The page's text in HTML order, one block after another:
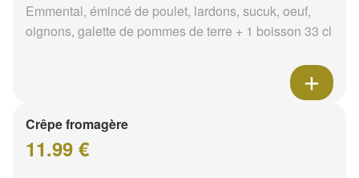
Emmental, émincé de poulet, lardons, sucuk, oeuf,
oignons, galette de pommes de terre + 1 boisson 33 cl
Crêpe fromagère
11.99 €